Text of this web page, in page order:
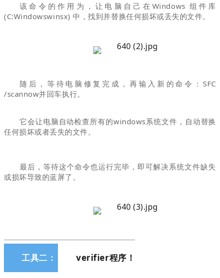
该命令的作用为，让电脑自己在Windows 组件库
(C:Windowswinsx) 中，找到并替换任何损坏或丢失的文件。
随后，等待电脑修复完成，再输入新的命令：SFC
/scannow并回车执行。
它会让电脑自动检查所有的windows系统文件，自动替换
任何损坏或者丢失的文件。
最后，等待这个命令也运行完毕，即可解决系统文件缺失
或损坏导致的蓝屏了。
工具二： verifier程序！